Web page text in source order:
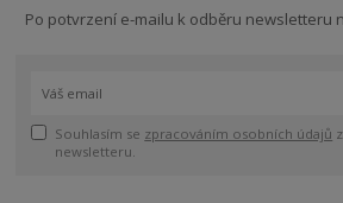
Po potvrzení e-mailu k odběru newsletteru
Souhlasím se zpracováním osobních údajů
newsletteru.